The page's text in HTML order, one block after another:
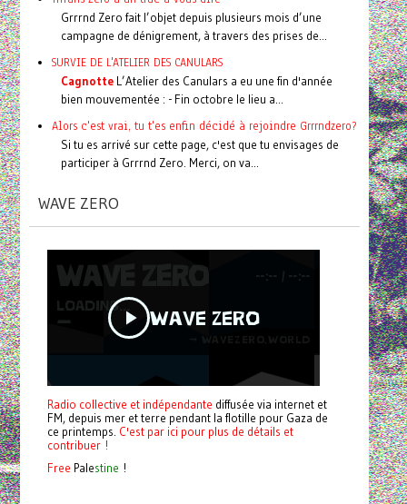
Grrrnd Zero fait l’objet depuis plusieurs mois d’une
campagne de dénigrement, à travers des prises de...
SURVIE DE L'ATELIER DES CANULARS
CagnotteL’Atelier des Canulars a eu une fin d'année
bien mouvementée : - Fin octobre le lieu a...
Alors c'est vrai, tu t'es enfin décidé à rejoindre Grrrndzero?
Si tu es arrivé sur cette page, c'est que tu envisages de
participer à Grrrnd Zero. Merci, on va...
WAVE ZERO
Radio collective et indépendante diffusée via internet et
FM, depuis mer et terre pendant la flotille pour Gaza de
ce printemps. C'est par ici pour plus de détails et
contribuer !
Free Palestine !